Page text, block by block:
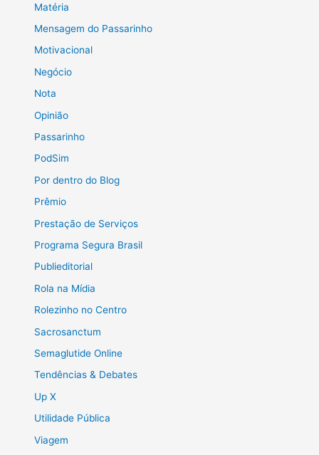
Matéria
Mensagem do Passarinho
Motivacional
Negócio
Nota
Opinião
Passarinho
PodSim
Por dentro do Blog
Prêmio
Prestação de Serviços
Programa Segura Brasil
Publieditorial
Rola na Mídia
Rolezinho no Centro
Sacrosanctum
Semaglutide Online
Tendências & Debates
Up X
Utilidade Pública
Viagem